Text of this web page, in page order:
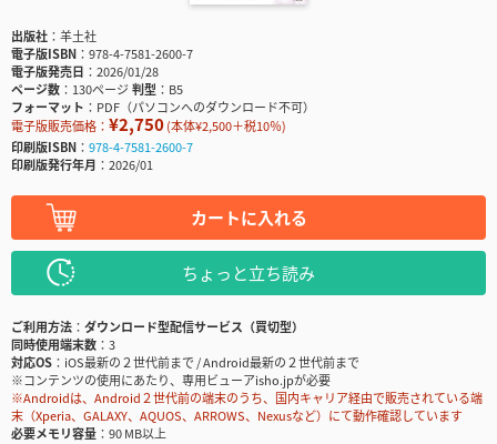
出版社
羊土社
電子版ISBN
978-4-7581-2600-7
電子版発売日
2026/01/28
ページ数
130ページ判型
B5
フォーマット
PDF（パソコンへのダウンロード不可）
電子版販売価格： ¥2,750(本体¥2,500＋税10％)
印刷版ISBN
978-4-7581-2600-7
印刷版発行年月
2026/01
カートに入れる
ちょっと立ち読み
ご利用方法
ダウンロード型配信サービス（買切型）
同時使用端末数
3
対応OS
iOS最新の２世代前まで / Android最新の２世代前まで
※コンテンツの使用にあたり、専用ビューアisho.jpが必要
※Androidは、Android２世代前の端末のうち、国内キャリア経由で販売されている端
末（Xperia、GALAXY、AQUOS、ARROWS、Nexusなど）にて動作確認しています
必要メモリ容量
90 MB以上